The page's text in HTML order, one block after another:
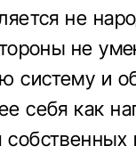
не
не
систему и
себя как